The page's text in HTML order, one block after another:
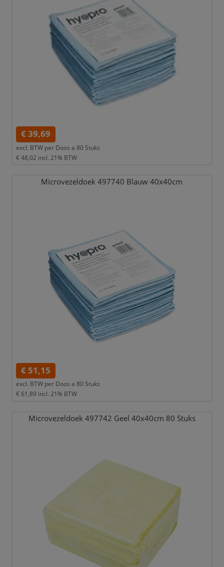
€ 39,69
excl. BTW per Doos a 80 Stuks
€ 48,02 incl. 21% BTW
Microvezeldoek 497740 Blauw 40x40cm
€ 51,15
excl. BTW per Doos a 80 Stuks
€ 61,89 incl. 21% BTW
Microvezeldoek 497742 Geel 40x40cm 80 Stuks